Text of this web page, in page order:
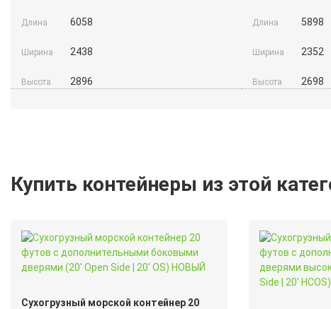
Длина 6058
Ширина 2438
Высота 2896
Длина 5898
Ширина 2352
Высота 2698
Купить контейнеры из этой
Сухогрузный морской контейнер 20